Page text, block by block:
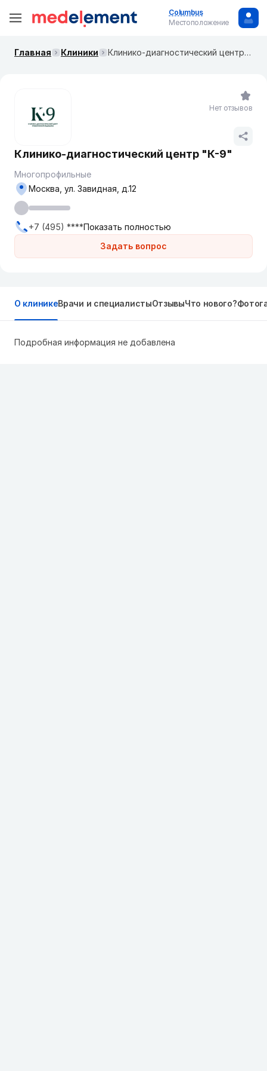
Columbus
Местоположение
Главная Клиники ​Клинико-диагностический центр "К-9"
​Клинико-диагностический центр "К-9"
Многопрофильные
Задать вопрос
Москва, ул. Завидная, д.12
+7 (495) ****Показать полностью
Нет отзывов
О клиникеВрачи и специалистыОтзывыЧто нового?
Подробная информация не добавлена